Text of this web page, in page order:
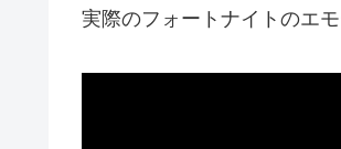
実際のフォートナイトのエ